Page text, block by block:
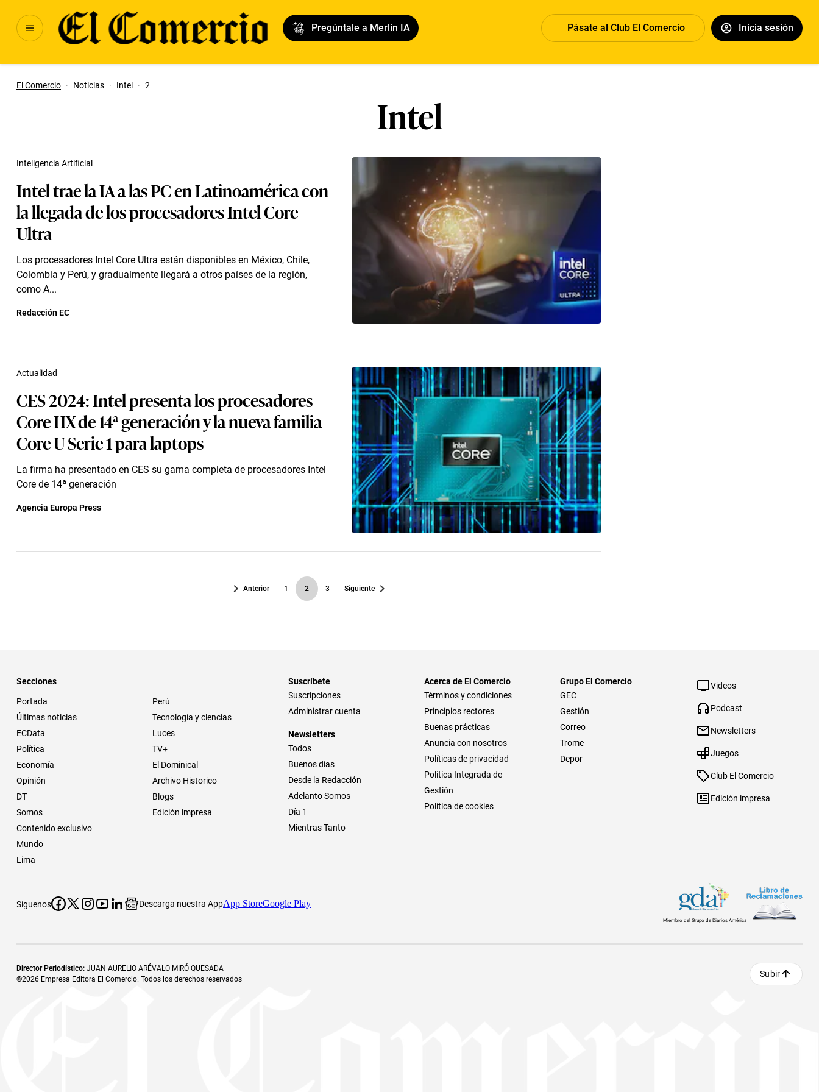
Pregúntale a Merlín IA Pásate al Club El Comercio Inicia sesión
El Comercio · Noticias · Intel · 2
Intel
Intel trae la IA a las PC en Latinoamérica con
la llegada de los procesadores Intel Core
Ultra
Los procesadores Intel Core Ultra están disponibles en México, Chile,
Colombia y Perú, y gradualmente llegará a otros países de la región,
como A...
Inteligencia Artificial
Redacción EC
CES 2024: Intel presenta los procesadores
Core HX de 14ª generación y la nueva familia
Core U Serie 1 para laptops
La firma ha presentado en CES su gama completa de procesadores Intel
Core de 14ª generación
Actualidad
Agencia Europa Press
Anterior 1 2 3 Siguiente
Secciones
Portada
Últimas noticias
ECData
Política
Economía
Opinión
DT
Somos
Contenido exclusivo
Mundo
Lima
Perú
Tecnología y ciencias
Luces
TV+
El Dominical
Archivo Historico
Blogs
Edición impresa
Suscríbete
Suscripciones
Administrar cuenta
Newsletters
Todos
Buenos días
Desde la Redacción
Adelanto Somos
Día 1
Mientras Tanto
Acerca de El Comercio
Términos y condiciones
Principios rectores
Buenas prácticas
Anuncia con nosotros
Políticas de privacidad
Política Integrada de
Gestión
Política de cookies
Grupo El Comercio
GEC
Gestión
Correo
Trome
Depor
Videos
Podcast
Newsletters
Juegos
Club El Comercio
Edición impresa
Síguenos Descarga nuestra AppApp StoreGoogle Play
Miembro del Grupo de Diarios América
Director Periodístico: JUAN AURELIO ARÉVALO MIRÓ QUESADA
©2026 Empresa Editora El Comercio. Todos los derechos reservados
Subir